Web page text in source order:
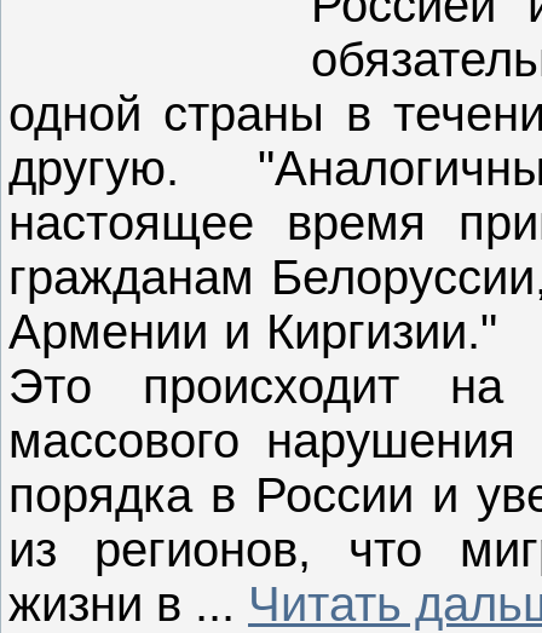
одной страны в
другую. "
настоящее время
гражданам
Армении и Киргизии."
Это происходит
массового нарушения
порядка в России и
из регионов, что
жизни в ... Читать